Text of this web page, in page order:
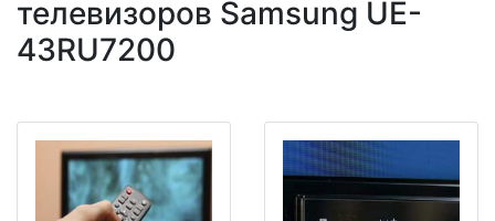
телевизоров Samsung UE-
43RU7200